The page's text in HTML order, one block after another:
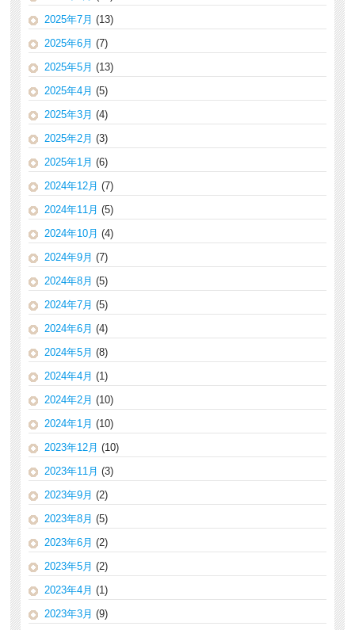
2025年7月 (13)
2025年6月 (7)
2025年5月 (13)
2025年4月 (5)
2025年3月 (4)
2025年2月 (3)
2025年1月 (6)
2024年12月 (7)
2024年11月 (5)
2024年10月 (4)
2024年9月 (7)
2024年8月 (5)
2024年7月 (5)
2024年6月 (4)
2024年5月 (8)
2024年4月 (1)
2024年2月 (10)
2024年1月 (10)
2023年12月 (10)
2023年11月 (3)
2023年9月 (2)
2023年8月 (5)
2023年6月 (2)
2023年5月 (2)
2023年4月 (1)
2023年3月 (9)